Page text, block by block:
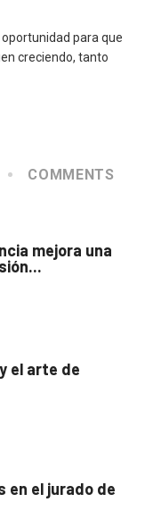
para que
creciendo, tanto
COMMENTS
mejora una
el arte de
en el jurado de